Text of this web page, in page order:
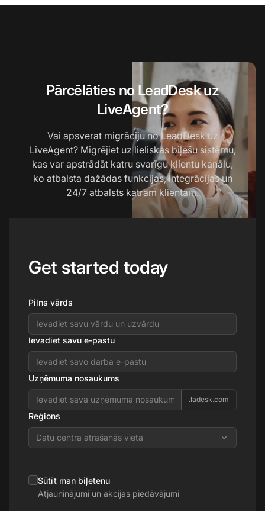
Pārcēlāties no LeadDesk uz
LiveAgent?
Vai apsverat migrāciju no LeadDesk uz
LiveAgent? Migrējiet uz lieliskas biļešu sistēmu,
kas var apstrādāt katru svarīgu klientu kanālu,
ko atbalsta dažādas funkcijas, integrācijas un
24/7 atbalsts katram klientam.
Get started today
Pilns vārds
Ievadiet savu e-pastu
Uzņēmuma nosaukums
.ladesk.com
Reģions
Datu centra atrašanās vieta
Sūtīt man biļetenu
Atjauninājumi un akcijas piedāvājumi